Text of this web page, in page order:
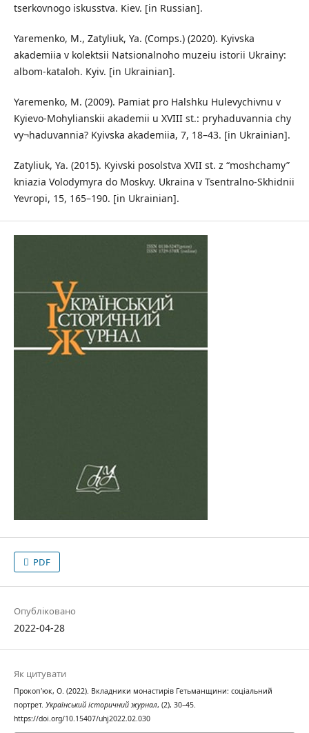
tserkovnogo iskusstva. Kiev. [in Russian].
Yaremenko, M., Zatyliuk, Ya. (Comps.) (2020). Kyivska
akademiia v kolektsii Natsionalnoho muzeiu istorii Ukrainy:
albom-kataloh. Kyiv. [in Ukrainian].
Yaremenko, M. (2009). Pamiat pro Halshku Hulevychivnu v
Kyievo-Mohylianskii akademii u XVIII st.: pryhaduvannia chy
vy¬haduvannia? Kyivska akademiia, 7, 18–43. [in Ukrainian].
Zatyliuk, Ya. (2015). Kyivski posolstva XVII st. z “moshchamy”
kniazia Volodymyra do Moskvy. Ukraina v Tsentralno-Skhidnii
Yevropi, 15, 165–190. [in Ukrainian].
PDF
Опубліковано
2022-04-28
Як цитувати
Прокоп'юк, О. (2022). Вкладники монастирів Гетьманщини: соціальний
портрет. Український історичний журнал, (2), 30–45.
https://doi.org/10.15407/uhj2022.02.030